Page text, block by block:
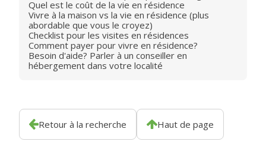
Quel est le coût de la vie en résidence
Vivre à la maison vs la vie en résidence (plus
abordable que vous le croyez)
Checklist pour les visites en résidences
Comment payer pour vivre en résidence?
Besoin d'aide? Parler à un conseiller en
hébergement dans votre localité
Retour à la recherche Haut de page